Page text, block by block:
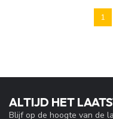
1
ALTIJD HET
Blijf op de hoogte van de